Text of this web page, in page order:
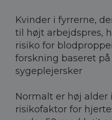
Kvinder i fyrrerne,
til højt arbejdspres,
risiko for
forskning baseret på
sygeplejersker
Normalt er høj alder
risikofaktor for